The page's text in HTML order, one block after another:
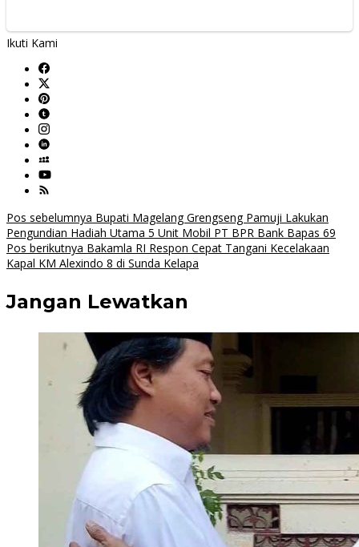
Ikuti Kami
Navigasi
pos
Pos sebelumnya Bupati Magelang Grengseng Pamuji Lakukan
Pengundian Hadiah Utama 5 Unit Mobil PT BPR Bank Bapas 69
Pos berikutnya Bakamla RI Respon Cepat Tangani Kecelakaan
Kapal KM Alexindo 8 di Sunda Kelapa
Jangan Lewatkan